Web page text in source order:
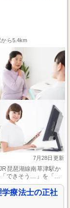
ら5.4km
7月28日更新
琵琶湖線南草津駅か
できそう…」を「で
サポートを行いま
導するので、安心し
療法士の正社